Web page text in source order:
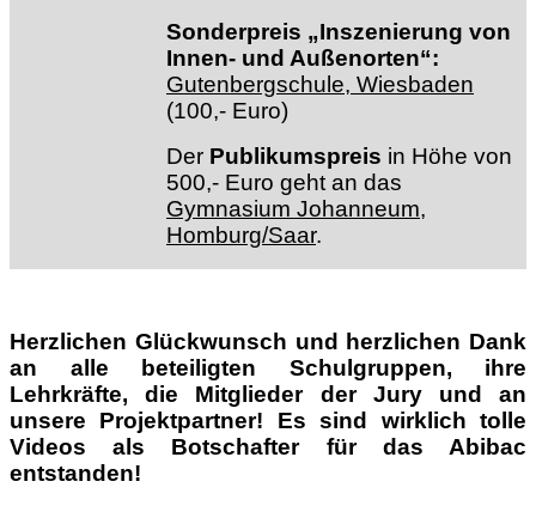
Sonderpreis „Inszenierung von
Innen- und Außenorten“:
Gutenbergschule, Wiesbaden
(100,- Euro)
Der Publikumspreis in Höhe von
500,- Euro geht an das
Gymnasium Johanneum,
Homburg/Saar.
Herzlichen Glückwunsch und herzlichen Dank
an alle beteiligten Schulgruppen, ihre
Lehrkräfte, die Mitglieder der Jury und an
unsere Projektpartner! Es sind wirklich tolle
Videos als Botschafter für das Abibac
entstanden!